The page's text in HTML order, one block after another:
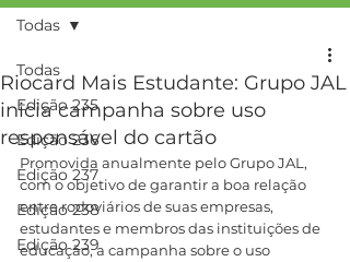
Todas
Edição 235
Edição 236
Edição 237
Edição 238
Edição 239
Todas
Riocard Mais Estudante: Grupo JAL
inicia campanha sobre uso
responsável do cartão
Promovida anualmente pelo Grupo JAL,
com o objetivo de garantir a boa relação
entre rodoviários de suas empresas,
estudantes e membros das instituições de
educação, a campanha sobre o uso